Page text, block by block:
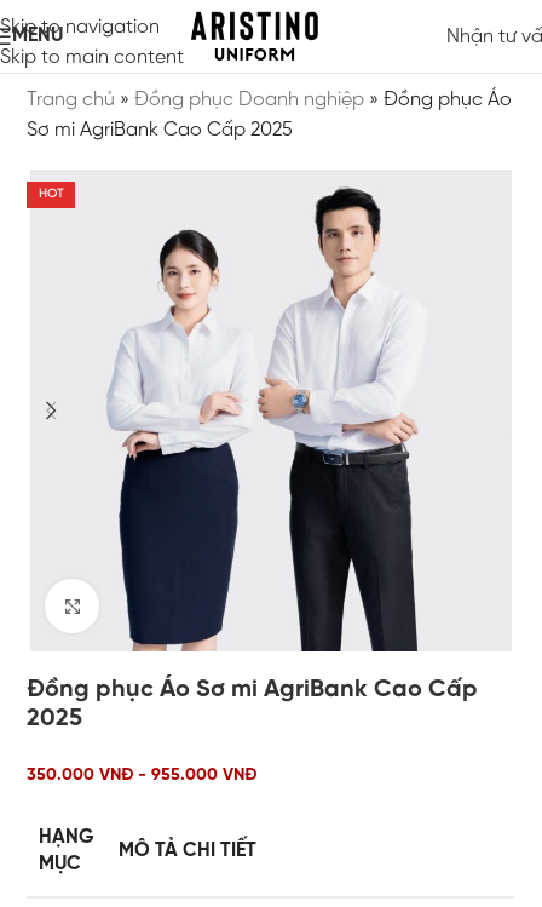
Skip to navigation
Skip to main content
MENU Nhận tư
Trang chủ »Đồng phục Doanh nghiệp »Đồng phục Áo
Sơ mi AgriBank Cao Cấp 2025
HOT
Click to enlarge
Đồng phục Áo Sơ mi AgriBank Cao Cấp
2025
350.000 VNĐ - 955.000 VNĐ
HẠNG
MỤC
MÔ TẢ CHI TIẾT